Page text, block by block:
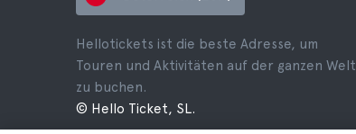
Hellotickets ist die beste Adresse, um
Touren und Aktivitäten auf der ganzen Welt
zu buchen.
© Hello Ticket, SL.